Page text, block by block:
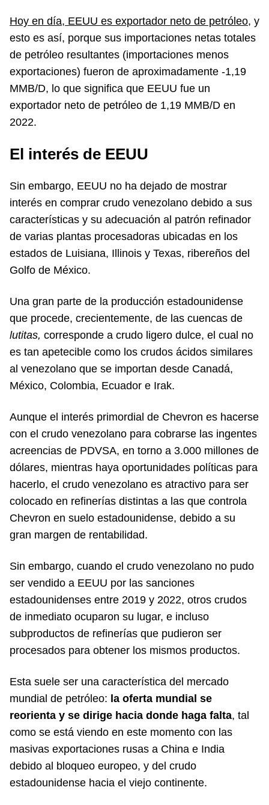
Hoy en día, EEUU es exportador neto de petróleo, y
esto es así, porque sus importaciones netas totales
de petróleo resultantes (importaciones menos
exportaciones) fueron de aproximadamente -1,19
MMB/D, lo que significa que EEUU fue un
exportador neto de petróleo de 1,19 MMB/D en
2022.
El interés de EEUU
Sin embargo, EEUU no ha dejado de mostrar
interés en comprar crudo venezolano debido a sus
características y su adecuación al patrón refinador
de varias plantas procesadoras ubicadas en los
estados de Luisiana, Illinois y Texas, ribereños del
Golfo de México.
Una gran parte de la producción estadounidense
que procede, crecientemente, de las cuencas de
lutitas, corresponde a crudo ligero dulce, el cual no
es tan apetecible como los crudos ácidos similares
al venezolano que se importan desde Canadá,
México, Colombia, Ecuador e Irak.
Aunque el interés primordial de Chevron es hacerse
con el crudo venezolano para cobrarse las ingentes
acreencias de PDVSA, en torno a 3.000 millones de
dólares, mientras haya oportunidades políticas para
hacerlo, el crudo venezolano es atractivo para ser
colocado en refinerías distintas a las que controla
Chevron en suelo estadounidense, debido a su
gran margen de rentabilidad.
Sin embargo, cuando el crudo venezolano no pudo
ser vendido a EEUU por las sanciones
estadounidenses entre 2019 y 2022, otros crudos
de inmediato ocuparon su lugar, e incluso
subproductos de refinerías que pudieron ser
procesados para obtener los mismos productos.
Esta suele ser una característica del mercado
mundial de petróleo: la oferta mundial se
reorienta y se dirige hacia donde haga falta, tal
como se está viendo en este momento con las
masivas exportaciones rusas a China e India
debido al bloqueo europeo, y del crudo
estadounidense hacia el viejo continente.